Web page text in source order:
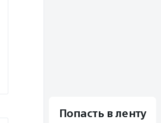
Попасть в ленту